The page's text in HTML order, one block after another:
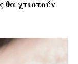
θα χτιστούν